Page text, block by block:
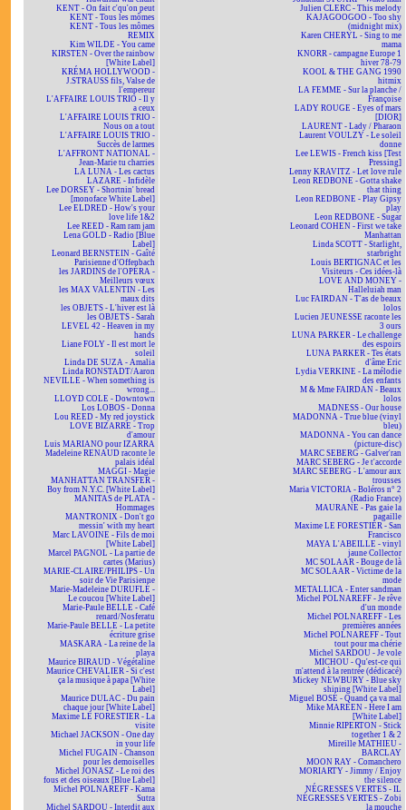
KENT - On fait c'qu'on peut
KENT - Tous les mômes
KENT - Tous les mômes
REMIX
Kim WILDE - You came
KIRSTEN - Over the rainbow
[White Label]
KRÉMA HOLLYWOOD -
J.STRAUSS fils, Valse de
l'empereur
L'AFFAIRE LOUIS TRIO - Il y
a ceux
L'AFFAIRE LOUIS TRIO -
Nous on a tout
L'AFFAIRE LOUIS TRIO -
Succès de larmes
L'AFFRONT NATIONAL -
Jean-Marie tu charries
LA LUNA - Les cactus
LAZARE - Infidèle
Lee DORSEY - Shortnin' bread
[monoface White Label]
Lee ELDRED - How's your
love life 1&2
Lee REED - Ram ram jam
Lena GOLD - Radio [Blue
Label]
Leonard BERNSTEIN - Gaîté
Parisienne d'Offenbach
les JARDINS de l'OPÉRA -
Meilleurs vœux
les MAX VALENTIN - Les
maux dits
les OBJETS - L'hiver est là
les OBJETS - Sarah
LEVEL 42 - Heaven in my
hands
Liane FOLY - Il est mort le
soleil
Linda DE SUZA - Amalia
Linda RONSTADT/Aaron
NEVILLE - When something is
wrong...
LLOYD COLE - Downtown
Los LOBOS - Donna
Lou REED - My red joystick
LOVE BIZARRE - Trop
d'amour
Luis MARIANO pour IZARRA
Madeleine RENAUD raconte le
palais idéal
MAGGI - Magie
MANHATTAN TRANSFER -
Boy from N.Y.C. [White Label]
MANITAS de PLATA -
Hommages
MANTRONIX - Don't go
messin' with my heart
Marc LAVOINE - Fils de moi
[White Label]
Marcel PAGNOL - La partie de
cartes (Marius)
MARIE-CLAIRE/PHILIPS - Un
soir de Vie Parisienne
Marie-Madeleine DURUFLÉ -
Le coucou [White Label]
Marie-Paule BELLE - Café
renard/Nosferatu
Marie-Paule BELLE - La petite
écriture grise
MASKARA - La reine de la
playa
Maurice BIRAUD - Végétaline
Maurice CHEVALIER - Si c'est
ça la musique à papa [White
Label]
Maurice DULAC - Du pain
chaque jour [White Label]
Maxime LE FORESTIER - La
visite
Michael JACKSON - One day
in your life
Michel FUGAIN - Chanson
pour les demoiselles
Michel JONASZ - Le roi des
fous et des oiseaux [Blue Label]
Michel POLNAREFF - Kama
Sutra
Michel SARDOU - Interdit aux
Julien CLERC - This melody
KAJAGOOGOO - Too shy
(midnight mix)
Karen CHERYL - Sing to me
mama
KNORR - campagne Europe 1
hiver 78-79
KOOL & THE GANG 1990
hitmix
LA FEMME - Sur la planche /
Françoise
LADY ROUGE - Eyes of mars
[DIOR]
LAURENT - Lady / Pharaon
Laurent VOULZY - Le soleil
donne
Lee LEWIS - French kiss [Test
Pressing]
Lenny KRAVITZ - Let love rule
Leon REDBONE - Gotta shake
that thing
Leon REDBONE - Play Gipsy
play
Leon REDBONE - Sugar
Leonard COHEN - First we take
Manhattan
Linda SCOTT - Starlight,
starbright
Louis BERTIGNAC et les
Visiteurs - Ces idées-là
LOVE AND MONEY -
Halleluiah man
Luc FAIRDAN - T'as de beaux
lolos
Lucien JEUNESSE raconte les
3 ours
LUNA PARKER - Le challenge
des espoirs
LUNA PARKER - Tes états
d'âme Eric
Lydia VERKINE - La mélodie
des enfants
M & Mme FAIRDAN - Beaux
lolos
MADNESS - Our house
MADONNA - True blue (vinyl
bleu)
MADONNA - You can dance
(picture-disc)
MARC SEBERG - Galver'ran
MARC SEBERG - Je t'accorde
MARC SEBERG - L'amour aux
trousses
Maria VICTORIA - Boléros n° 2
(Radio France)
MAURANE - Pas gaie la
pagaille
Maxime LE FORESTIER - San
Francisco
MAYA L'ABEILLE - vinyl
jaune Collector
MC SOLAAR - Bouge de là
MC SOLAAR - Victime de la
mode
METALLICA - Enter sandman
Michel POLNAREFF - Je rêve
d'un monde
Michel POLNAREFF - Les
premières années
Michel POLNAREFF - Tout
tout pour ma chérie
Michel SARDOU - Je vole
MICHOU - Qu'est-ce qui
m'attend à la rentrée (dédicacé)
Mickey NEWBURY - Blue sky
shining [White Label]
Miguel BOSÉ - Quand ça va mal
Mike MAREEN - Here I am
[White Label]
Minnie RIPERTON - Stick
together 1 & 2
Mireille MATHIEU -
BARCLAY
MOON RAY - Comanchero
MORIARTY - Jimmy / Enjoy
the silence
NÉGRESSES VERTES - IL
NÉGRESSES VERTES - Zobi
la mouche